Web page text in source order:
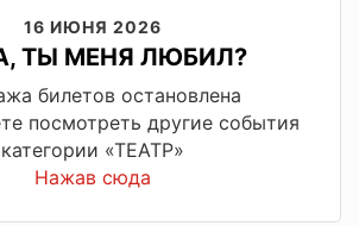
16 ИЮНЯ 2026
ТЫ МЕНЯ ЛЮБИЛ?
билетов остановлена
посмотреть другие события
категории «ТЕАТР»
Нажав сюда